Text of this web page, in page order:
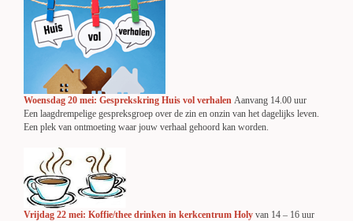
Woensdag 20 mei: Gesprekskring Huis vol verhalen Aanvang 14.00 uur
Een laagdrempelige gespreksgroep over de zin en onzin van het dagelijks leven.
Een plek van ontmoeting waar jouw verhaal gehoord kan worden.
Vrijdag 22 mei: Koffie/thee drinken in kerkcentrum Holy van 14 – 16 uur